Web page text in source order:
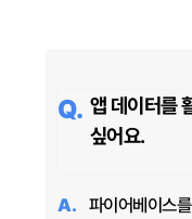
앱 데이터를
싶어요.
파이어베이스